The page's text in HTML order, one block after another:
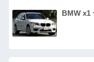
BMW x1